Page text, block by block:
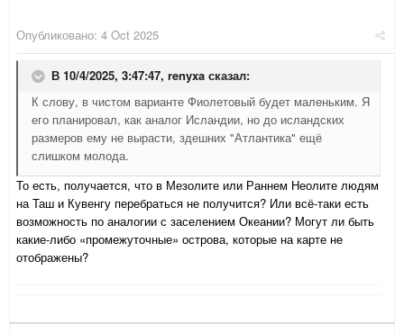
Опубликовано: 4 Oct 2025
В 10/4/2025, 3:47:47, renyxa сказал:
К слову, в чистом варианте Фиолетовый будет маленьким. Я
его планировал, как аналог Исландии, но до исландских
размеров ему не вырасти, здешних "Атлантика" ещё
слишком молода.
То есть, получается, что в Мезолите или Раннем Неолите людям
на Таш и Кувенгу перебраться не получится? Или всё-таки есть
возможность по аналогии с заселением Океании? Могут ли быть
какие-либо «промежуточные» острова, которые на карте не
отображены?